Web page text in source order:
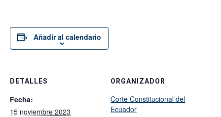
Añadir al calendario
DETALLES
Fecha:
15 noviembre 2023
ORGANIZADOR
Corte Constitucional del
Ecuador